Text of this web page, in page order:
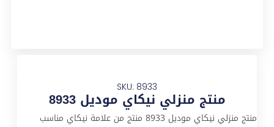
SKU: 8933
منتج منزلي نيكاي موديل 8933
منتج منزلي نيكاي موديل 8933 منتج من علامة نيكاي مناسب